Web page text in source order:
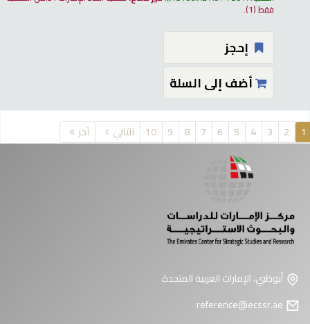
فقط(1).
إحجز
أضف إلى السلة
1
2
3
4
5
6
7
8
9
10 التالي آخر
أبوظبي، الإمارات العربية المتحدة